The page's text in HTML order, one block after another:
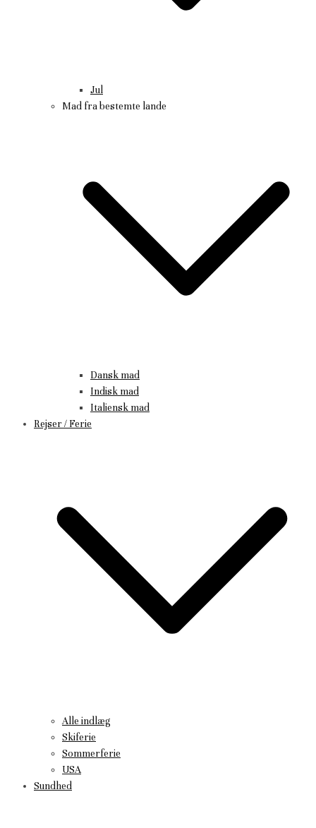
Jul
Mad fra bestemte lande
Dansk mad
Indisk mad
Italiensk mad
Rejser / Ferie
Alle indlæg
Skiferie
Sommerferie
USA
Sundhed